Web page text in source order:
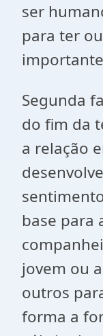
ser
para ter
Segunda
do fim da
a relação
base para
jovem ou
outros
forma a